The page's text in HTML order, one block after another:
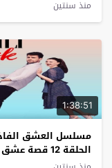
منذ سنتين
1:38:51
مسلسل العشق
الحلقة 12 قصة عشق